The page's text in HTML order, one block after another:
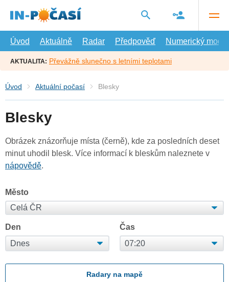
hlavní
Úvod
Aktuálně Radar Předpověď Numerický model
AKTUALITA: Převážně slunečno s letními teplotami
Úvod Aktuální počasí Blesky
Blesky
Obrázek znázorňuje místa (černě), kde za posledních deset
minut uhodil blesk. Více informací k bleskům naleznete v
nápovědě.
Město
Den Čas
Radary na mapě